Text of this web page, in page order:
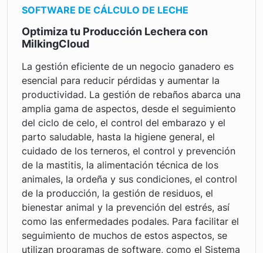
SOFTWARE DE CÁLCULO DE LECHE
Optimiza tu Producción Lechera con
MilkingCloud
La gestión eficiente de un negocio ganadero es
esencial para reducir pérdidas y aumentar la
productividad. La gestión de rebaños abarca una
amplia gama de aspectos, desde el seguimiento
del ciclo de celo, el control del embarazo y el
parto saludable, hasta la higiene general, el
cuidado de los terneros, el control y prevención
de la mastitis, la alimentación técnica de los
animales, la ordeña y sus condiciones, el control
de la producción, la gestión de residuos, el
bienestar animal y la prevención del estrés, así
como las enfermedades podales. Para facilitar el
seguimiento de muchos de estos aspectos, se
utilizan programas de software, como el Sistema